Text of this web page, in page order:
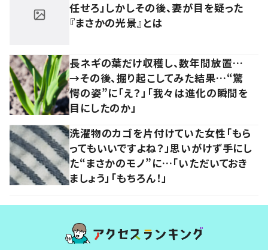
任せろ」しかしその後、妻が目を疑った
『まさかの光景』とは
長ネギの葉だけ収穫し、数年間放置…
→その後、掘り起こしてみた結果…“驚
愕の姿”に「え？」「我々は進化の瞬間を
目にしたのか」
洗濯物のカゴを片付けていた女性「もら
ってもいいですよね？」思いがけず手にし
た“まさかのモノ”に…「いただいておき
ましょう」「もちろん！」